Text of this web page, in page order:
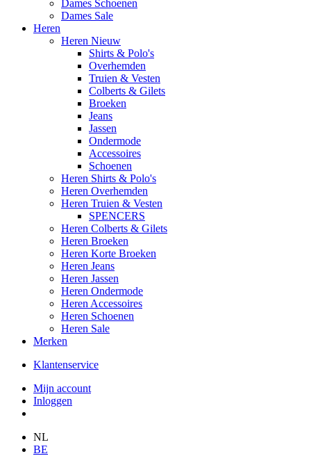
Dames Schoenen
Dames Sale
Heren
Heren Nieuw
Shirts & Polo's
Overhemden
Truien & Vesten
Colberts & Gilets
Broeken
Jeans
Jassen
Ondermode
Accessoires
Schoenen
Heren Shirts & Polo's
Heren Overhemden
Heren Truien & Vesten
SPENCERS
Heren Colberts & Gilets
Heren Broeken
Heren Korte Broeken
Heren Jeans
Heren Jassen
Heren Ondermode
Heren Accessoires
Heren Schoenen
Heren Sale
Merken
Klantenservice
Mijn account
Inloggen
NL
BE